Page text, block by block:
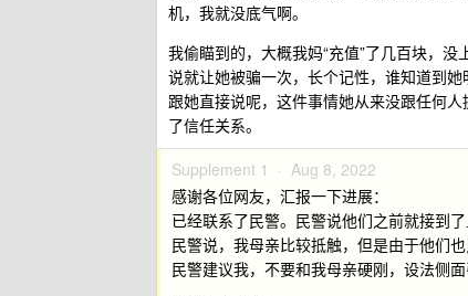
机，我就没底气啊。
我偷瞄到的，大概我妈“充值”了几百块，没
说就让她被骗一次，长个记性，谁知道到她
跟她直接说呢，这件事情她从来没跟任何
了信任关系。
Supplement 1 · Aug 8, 2022
感谢各位网友，汇报一下进展：
已经联系了民警。民警说他们之前就接到
民警说，我母亲比较抵触，但是由于他们
民警建议我，不要和我母亲硬刚，设法侧面